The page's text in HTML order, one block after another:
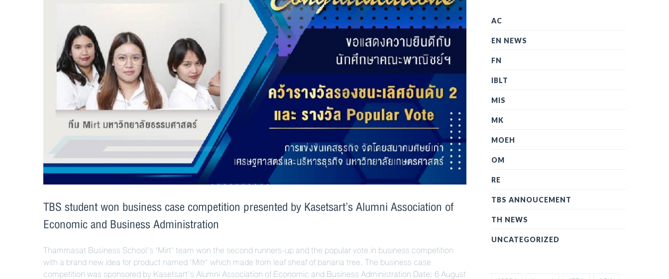
TBS student won business case competition presented by Kasetsart’s Alumni Association of
Economic and Business Administration
Thammasat Business School’s ‘Mirt’ team won the second runners-up and the popular vote in business competition
with a brand new idea for product named ‘Mitr’ which made from leaf sheaf of banana tree. The business case
competition was sponsored by Kasetsart’s Alumni Association of Economic and Business Administration Date: 6 August
AC
EN NEWS
FN
IBLT
MIS
MK
MOEH
OM
RE
TBS ANNOUCEMENT
TH NEWS
UNCATEGORIZED